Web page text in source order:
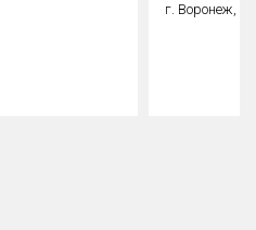
г. Воронеж,